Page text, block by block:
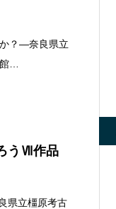
？―奈良県立
うⅦ作品
県立橿原考古